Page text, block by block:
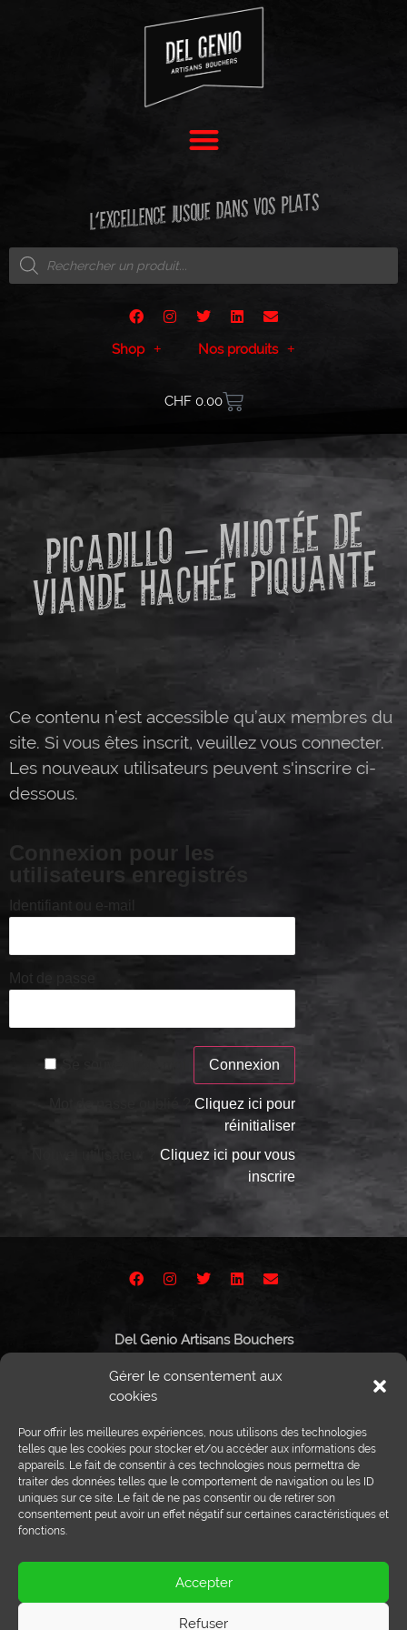
Gérer le consentement aux
cookies
Pour offrir les meilleures expériences, nous utilisons des technologies
telles que les cookies pour stocker et/ou accéder aux informations des
appareils. Le fait de consentir à ces technologies nous permettra de
traiter des données telles que le comportement de navigation ou les ID
uniques sur ce site. Le fait de ne pas consentir ou de retirer son
consentement peut avoir un effet négatif sur certaines caractéristiques et
fonctions.
Accepter
Refuser
L'EXCELLENCE JUSQUE DANS VOS PLATS
Shop Nos produits
CHF0.00
PICADILLO –
MIJOTÉE DE
VIANDE HACHÉE PIQUANTE
Ce contenu n’est accessible qu’aux membres du
site. Si vous êtes inscrit, veuillez vous connecter.
Les nouveaux utilisateurs peuvent s'inscrire ci-
dessous.
Connexion pour les
utilisateurs enregistrés
Identifiant ou e-mail
Mot de passe
Cliquez ici pour
réinitialiser
Cliquez ici pour vous
inscrire
Del Genio Artisans Bouchers
1950 Sion
Tél : 027 203 32 02
Fax : 027 203 32 68
info@delgenio.ch